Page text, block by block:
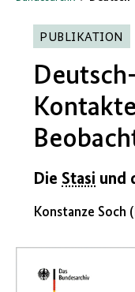
PUBLIKATION
Die Stasi und
Konstanze Soch